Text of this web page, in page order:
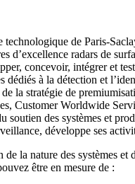
technologique de Paris-
d’excellence radars de
concevoir, intégrer et
dédiés à la détection et
la stratégie de
Customer Worldwide
soutien des systèmes et
développe ses
la nature des systèmes et
être en mesure de :